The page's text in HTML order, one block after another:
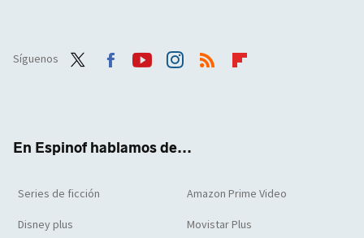
Síguenos
En Espinof hablamos de...
Series de ficción Amazon Prime Video
Disney plus Movistar Plus